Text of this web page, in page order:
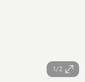
1/2